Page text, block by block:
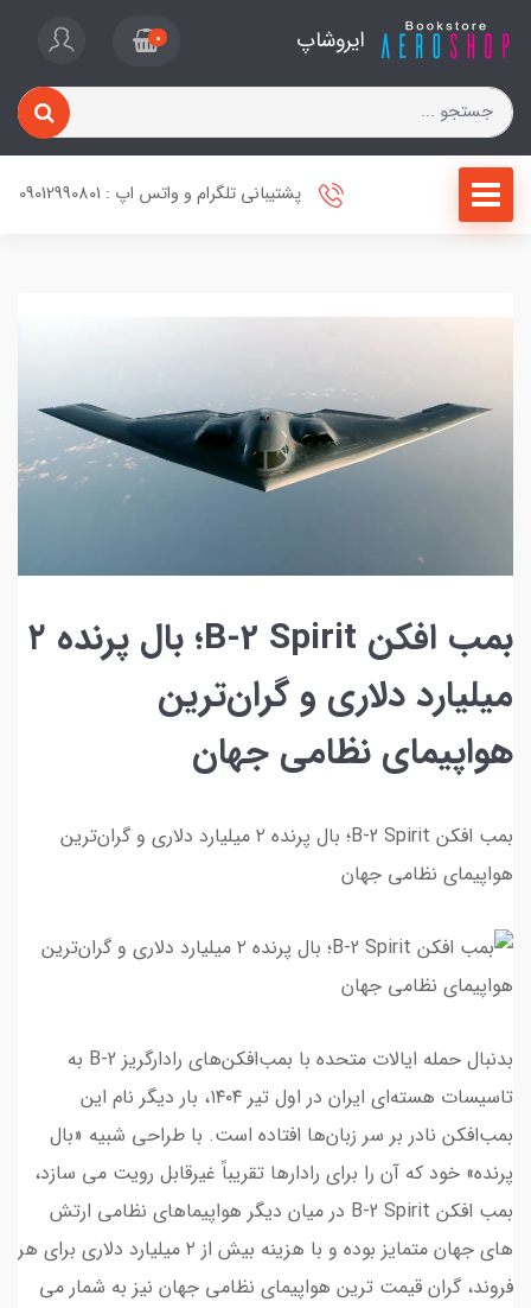
ایروشاپ 0
پشتیبانی تلگرام و واتس اپ : 09012990801
بمب افکن B-2 Spirit؛ بال پرنده ۲
میلیارد دلاری و گران‌ترین
هواپیمای نظامی جهان
بمب افکن B-2 Spirit؛ بال پرنده ۲ میلیارد دلاری و گران‌ترین
هواپیمای نظامی جهان
بدنبال حمله ایالات متحده با بمب‌افکن‌های رادارگریز B-2 به
تاسیسات هسته‌ای ایران در اول تیر ۱۴۰۴، بار دیگر نام این
بمب‌افکن نادر بر سر زبان‌ها افتاده است. با طراحی شبیه «بال
پرنده» خود که آن را برای رادارها تقریباً غیرقابل رویت می سازد،
بمب افکن B-2 Spirit در میان دیگر هواپیماهای نظامی ارتش
های جهان متمایز بوده و با هزینه بیش از ۲ میلیارد دلاری برای هر
فروند، گران قیمت ترین هواپیمای نظامی جهان نیز به شمار می